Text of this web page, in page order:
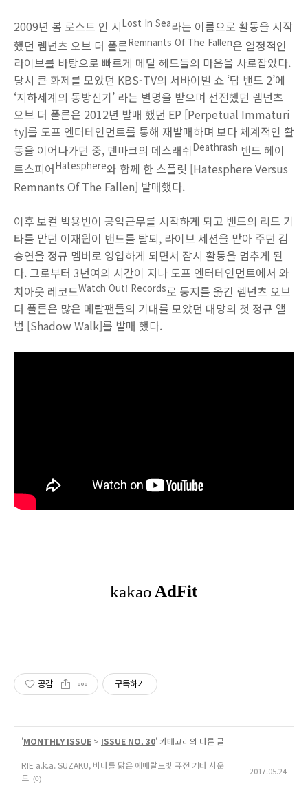
2009년 봄 로스트 인 시Lost In Sea라는 이름으로 활동을 시작
했던 렘넌츠 오브 더 폴른Remnants Of The Fallen은 열정적인
라이브를 바탕으로 빠르게 메탈 헤드들의 마음을 사로잡았다.
당시 큰 화제를 모았던 KBS-TV의 서바이벌 쇼 ‘탑 밴드 2’에
‘지하세계의 동방신기’ 라는 별명을 받으며 선전했던 렘넌츠
오브 더 폴른은 2012년 발매 했던 EP [Perpetual Immaturi
ty]를 도프 엔터테인먼트를 통해 재발매하며 보다 체계적인 활
동을 이어나가던 중, 덴마크의 데스래쉬Deathrash 밴드 헤이
트스피어Hatesphere와 함께 한 스플릿 [Hatesphere Versus
Remnants Of The Fallen] 발매했다.
이후 보컬 박용빈이 공익근무를 시작하게 되고 밴드의 리드 기
타를 맡던 이재원이 밴드를 탈퇴, 라이브 세션을 맡아 주던 김
승연을 정규 멤버로 영입하게 되면서 잠시 활동을 멈추게 된
다. 그로부터 3년여의 시간이 지나 도프 엔터테인먼트에서 와
치아웃 레코드Watch Out! Records로 둥지를 옮긴 렘넌츠 오브
더 폴른은 많은 메탈팬들의 기대를 모았던 대망의 첫 정규 앨
범 [Shadow Walk]를 발매 했다.
공감 구독하기
'MONTHLY ISSUE > ISSUE NO. 30' 카테고리의 다른 글
RIE a.k.a. SUZAKU, 바다를 닮은 에메랄드빛 퓨전 기타 사운
드 (0)
2017.05.24